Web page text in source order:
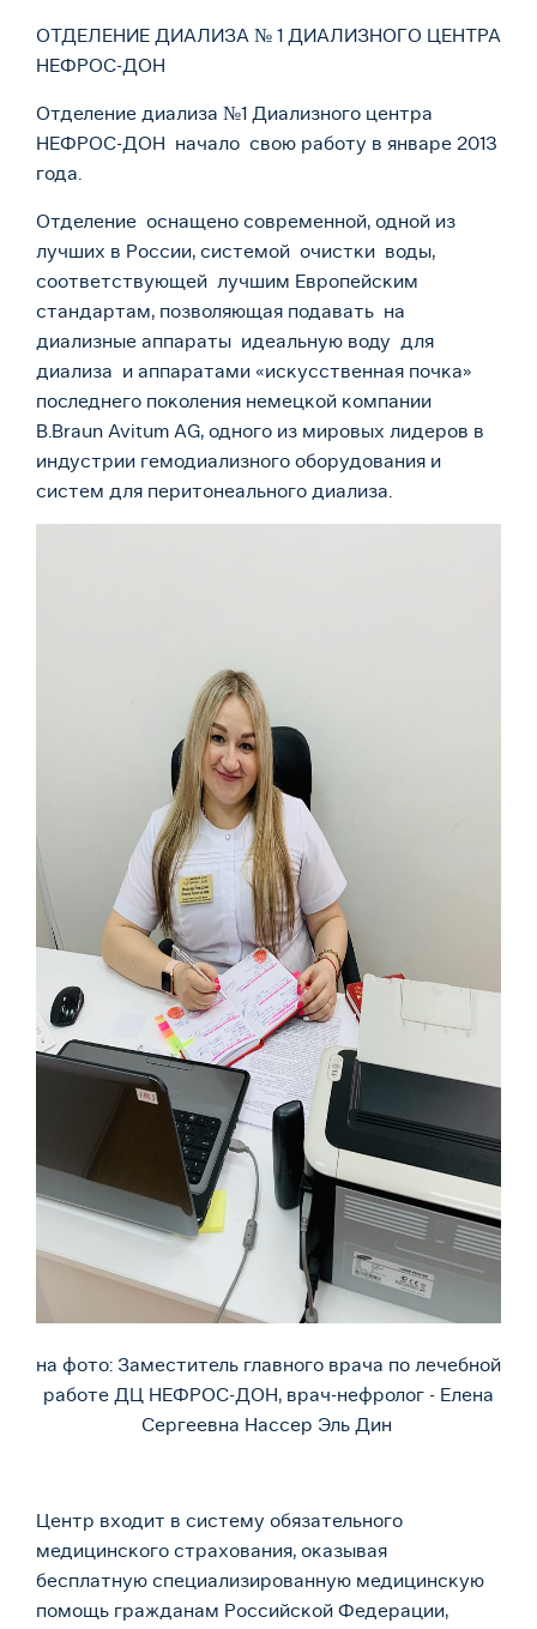
ОТДЕЛЕНИЕ ДИАЛИЗА № 1 ДИАЛИЗНОГО ЦЕНТРА
НЕФРОС-ДОН
Отделение диализа №1 Диализного центра
НЕФРОС-ДОН начало свою работу в январе 2013
года.
Отделение оснащено современной, одной из
лучших в России, системой очистки воды,
соответствующей лучшим Европейским
стандартам, позволяющая подавать на
диализные аппараты идеальную воду для
диализа и аппаратами «искусственная почка»
последнего поколения немецкой компании
B.Braun Avitum AG, одного из мировых лидеров в
индустрии гемодиализного оборудования и
систем для перитонеального диализа.
на фото: Заместитель главного врача по лечебной
работе ДЦ НЕФРОС-ДОН, врач-нефролог - Елена
Сергеевна Нассер Эль Дин
Центр входит в систему обязательного
медицинского страхования, оказывая
бесплатную специализированную медицинскую
помощь гражданам Российской Федерации,